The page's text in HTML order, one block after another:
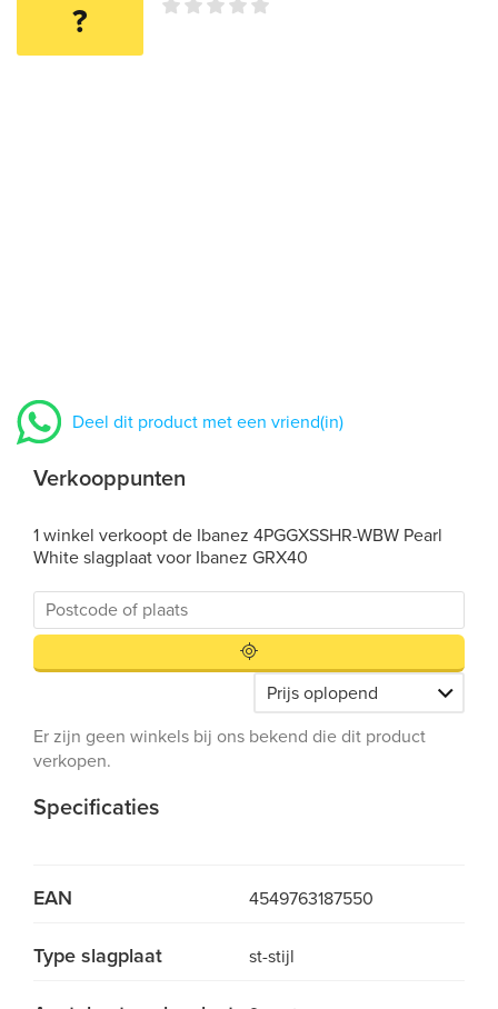
?
Deel dit product met een vriend(in)
Verkooppunten
1 winkel verkoopt de Ibanez 4PGGXSSHR-WBW Pearl
White slagplaat voor Ibanez GRX40
Er zijn geen winkels bij ons bekend die dit product
verkopen.
Specificaties
EAN 4549763187550
Type slagplaat st-stijl